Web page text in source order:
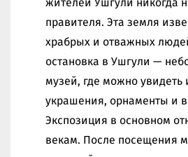
правителя. Эта земля
храбрых и отважных
остановка в Ушгули —
музей, где можно увидеть
украшения, орнаменты и
Экспозиция в основном
векам. После посещения